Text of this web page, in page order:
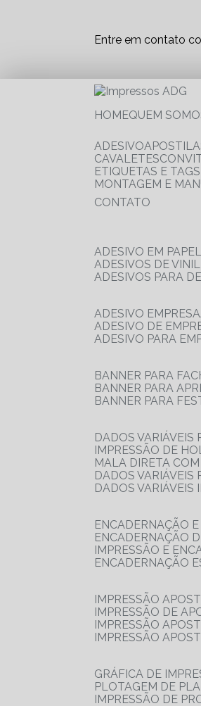
Entre em contato
HOME
QUEM
ADESIVO
CAVALETES
ETIQUETAS E TAGS
MONTAGEM E
CONTATO
ADESIVO EM
ADESIVOS DE
ADESIVOS PARA
ADESIVO EMPRESA
ADESIVO DE
ADESIVO PARA
BANNER PARA
BANNER PARA
BANNER PARA
DADOS
IMPRESSÃO DE
MALA DIRETA
DADOS
DADOS VARIÁVEIS
ENCADERNAÇÃO
ENCADERNAÇÃO
IMPRESSÃO E
ENCADERNAÇÃO
IMPRESSÃO
IMPRESSÃO DE
IMPRESSÃO
IMPRESSÃO
GRÁFICA DE
PLOTAGEM DE
IMPRESSÃO DE